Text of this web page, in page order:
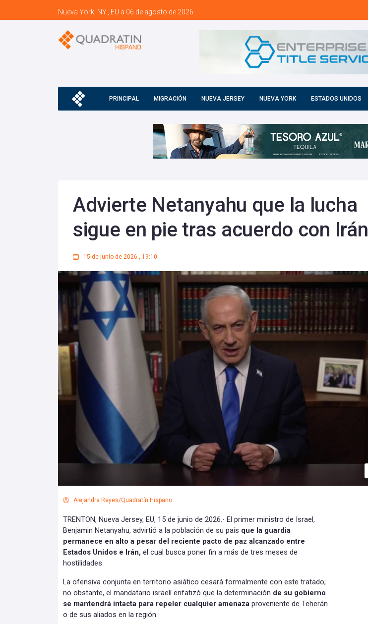
Nueva York, NY., EU a 06 de agosto de 2026
PRINCIPAL MIGRACIÓN NUEVA JERSEY NUEVA YORK ESTADOS UNIDOS
Advierte Netanyahu que la lucha
sigue en pie tras acuerdo con Irán
15 de junio de 2026 , 19:10
Alejandra Reyes/Quadratín Hispano
TRENTON, Nueva Jersey, EU, 15 de junio de 2026.- El primer ministro de Israel,
Benjamin Netanyahu, advirtió a la población de su país que la guardia
permanece en alto a pesar del reciente pacto de paz alcanzado entre
Estados Unidos e Irán, el cual busca poner fin a más de tres meses de
hostilidades.
La ofensiva conjunta en territorio asiático cesará formalmente con este tratado;
no obstante, el mandatario israelí enfatizó que la determinación de su gobierno
se mantendrá intacta para repeler cualquier amenaza proveniente de Teherán
o de sus aliados en la región.